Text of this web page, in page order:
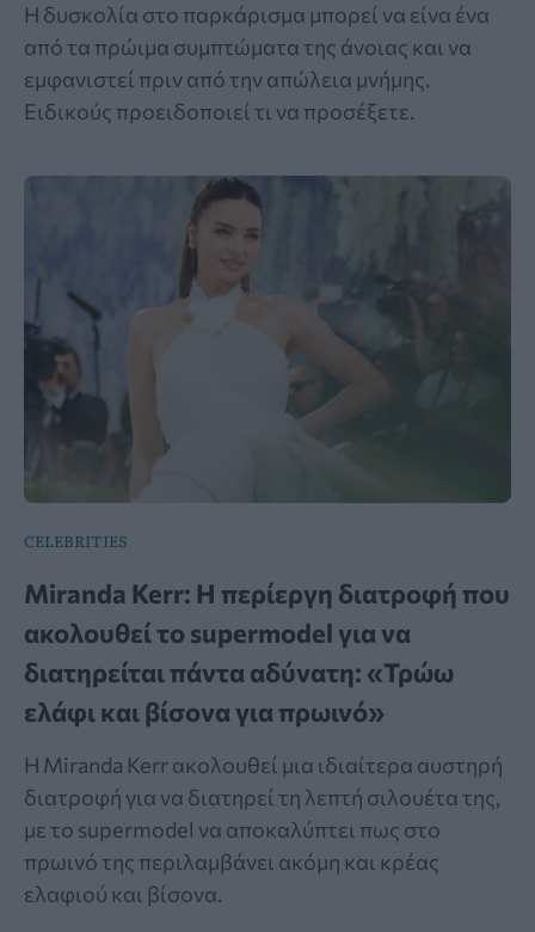
Η δυσκολία στο παρκάρισμα μπορεί να είνα ένα
από τα πρώιμα συμπτώματα της άνοιας και να
εμφανιστεί πριν από την απώλεια μνήμης.
Ειδικούς προειδοποιεί τι να προσέξετε.
CELEBRITIES
Miranda Kerr: Η περίεργη διατροφή που
ακολουθεί το supermodel για να
διατηρείται πάντα αδύνατη: «Τρώω
ελάφι και βίσονα για πρωινό»
Η Miranda Kerr ακολουθεί μια ιδιαίτερα αυστηρή
διατροφή για να διατηρεί τη λεπτή σιλουέτα της,
με το supermodel να αποκαλύπτει πως στο
πρωινό της περιλαμβάνει ακόμη και κρέας
ελαφιού και βίσονα.